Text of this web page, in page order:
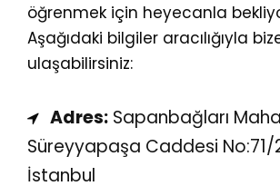
öğrenmek için heyecanla
Aşağıdaki bilgiler aracılığıyla
ulaşabilirsiniz:
Adres: Sapanbağları
Süreyyapaşa Caddesi No:71/
İstanbul